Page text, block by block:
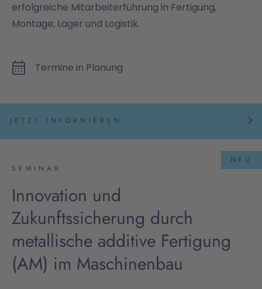
erfolgreiche Mitarbeiterführung in Fertigung,
Montage, Lager und Logistik.
Termine in Planung
JETZT INFORMIEREN
SEMINAR
Innovation und
Zukunftssicherung durch
metallische additive Fertigung
(AM) im Maschinenbau
NEU